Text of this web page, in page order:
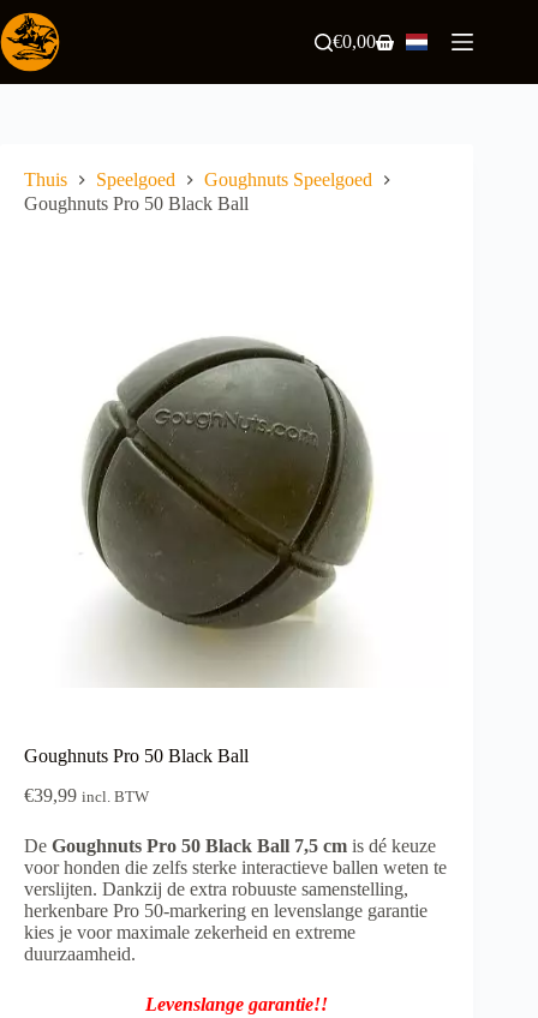
naar
de
inhoud
Winkelwagen
€0,00
Thuis Speelgoed
Goughnuts Speelgoed
Goughnuts Pro 50 Black Ball
Goughnuts Pro 50 Black Ball
€39,99 incl. BTW
De Goughnuts Pro 50 Black Ball 7,5 cm is dé keuze
voor honden die zelfs sterke interactieve ballen weten te
verslijten. Dankzij de extra robuuste samenstelling,
herkenbare Pro 50-markering en levenslange garantie
kies je voor maximale zekerheid en extreme
duurzaamheid.
Levenslange garantie!!